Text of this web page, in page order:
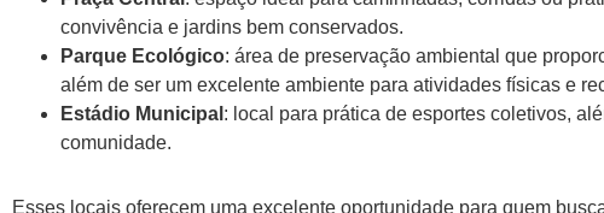
convivência e jardins bem conservados.
Parque Ecológico: área de preservação ambiental que
além de ser um excelente ambiente para atividades físicas e
Estádio Municipal : local para prática de esportes coletivos,
comunidade.
Esses locais oferecem uma excelente oportunidade para quem